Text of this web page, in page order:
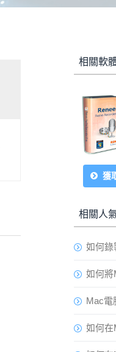
相關軟
獲
相關人
如何錄
如何將
Mac電
如何在